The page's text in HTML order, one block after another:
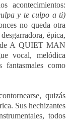
acontecimientos:
y te culpo a ti)
no queda otra
épica,
de A QUIET MAN
vocal, melódica
fantasmales como
quizás
Sus hechizantes
todos